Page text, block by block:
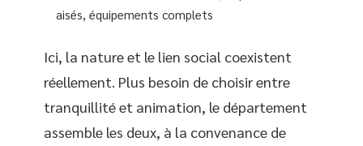
aisés, équipements complets
Ici, la nature et le lien social coexistent
réellement. Plus besoin de choisir entre
tranquillité et animation, le département
assemble les deux, à la convenance de